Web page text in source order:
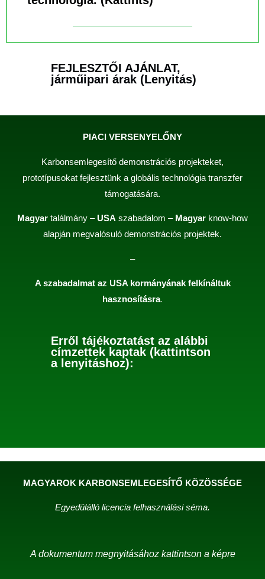
FEJLESZTŐI AJÁNLAT,
járműipari árak (Lenyitás)
PIACI VERSENYELŐNY
Karbonsemlegesítő demonstrációs projekteket,
prototípusokat fejlesztünk a globális technológia transzfer
támogatására.
Magyar találmány – USA szabadalom – Magyar know-how
alapján megvalósuló demonstrációs projektek.
–
A szabadalmat az USA kormányának felkínáltuk
hasznosításra.
Erről tájékoztatást az alábbi
címzettek kaptak (kattintson
a lenyitáshoz):
MAGYAROK KARBONSEMLEGESÍTŐ KÖZÖSSÉGE
Egyedülálló licencia felhasználási séma.
A dokumentum megnyitásához kattintson a képre